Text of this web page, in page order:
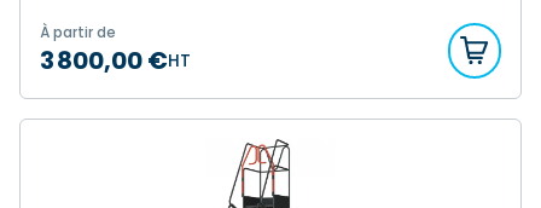
À partir de
3 800,00 €HT